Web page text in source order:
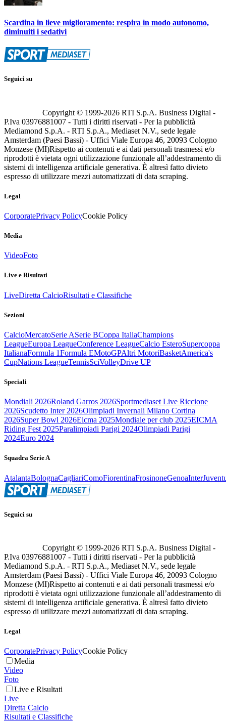
Scardina in lieve miglioramento: respira in modo autonomo,
diminuiti i sedativi
Seguici su
Copyright © 1999-2026 RTI S.p.A. Business Digital -
P.Iva 03976881007 - Tutti i diritti riservati - Per la pubblicità
Mediamond S.p.A. - RTI S.p.A., Mediaset N.V., sede legale
Amsterdam (Paesi Bassi) - Uffici Viale Europa 46, 20093 Cologno
Monzese (MI)Rispetto ai contenuti e ai dati personali trasmessi e/o
riprodotti è vietata ogni utilizzazione funzionale all’addestramento di
sistemi di intelligenza artificiale generativa. È altresì fatto divieto
espresso di utilizzare mezzi automatizzati di data scraping.
Legal
CorporatePrivacy PolicyCookie Policy
Media
VideoFoto
Live e Risultati
LiveDiretta CalcioRisultati e Classifiche
Sezioni
CalcioMercatoSerie ASerie BCoppa ItaliaChampions
LeagueEuropa LeagueConference LeagueCalcio EsteroSupercoppa
ItalianaFormula 1Formula EMotoGPAltri MotoriBasketAmerica's
CupNations LeagueTennisSciVolleyDrive UP
Speciali
Mondiali 2026Roland Garros 2026Sportmediaset Live Riccione
2026Scudetto Inter 2026Olimpiadi Invernali Milano Cortina
2026Super Bowl 2026Eicma 2025Mondiale per club 2025EICMA
Riding Fest 2025Paralimpiadi Parigi 2024Olimpiadi Parigi
2024Euro 2024
Squadra Serie A
AtalantaBolognaCagliariComoFiorentinaFrosinoneGenoaInter
Seguici su
Copyright © 1999-2026 RTI S.p.A. Business Digital -
P.Iva 03976881007 - Tutti i diritti riservati - Per la pubblicità
Mediamond S.p.A. - RTI S.p.A., Mediaset N.V., sede legale
Amsterdam (Paesi Bassi) - Uffici Viale Europa 46, 20093 Cologno
Monzese (MI)Rispetto ai contenuti e ai dati personali trasmessi e/o
riprodotti è vietata ogni utilizzazione funzionale all’addestramento di
sistemi di intelligenza artificiale generativa. È altresì fatto divieto
espresso di utilizzare mezzi automatizzati di data scraping.
Legal
CorporatePrivacy PolicyCookie Policy
Media
Video
Foto
Live e Risultati
Live
Diretta Calcio
Risultati e Classifiche